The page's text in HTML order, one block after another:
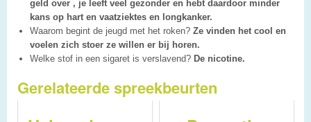
geld over , je leeft veel gezonder en hebt daardoor minder
kans op hart en vaatziektes en longkanker.
Waarom begint de jeugd met het roken? Ze vinden het cool en
voelen zich stoer ze willen er bij horen.
Welke stof in een sigaret is verslavend?De nicotine.
Gerelateerde spreekbeurten